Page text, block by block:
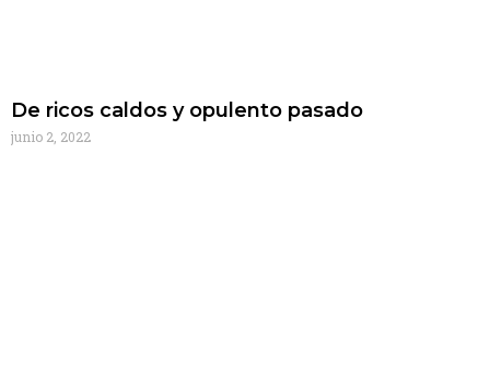
De ricos caldos y opulento pasado
junio 2, 2022